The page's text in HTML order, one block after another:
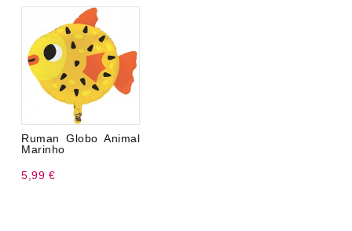
Ruman Globo Animal
Marinho
5,99 €